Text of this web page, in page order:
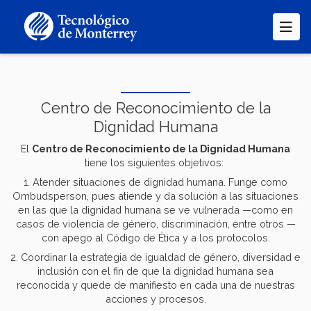
contenido
Centro de Reconocimiento de la
Dignidad Humana
El Centro de Reconocimiento de la Dignidad Humana
tiene los siguientes objetivos:
1. Atender situaciones de dignidad humana. Funge como
Ombudsperson, pues atiende y da solución a las situaciones
en las que la dignidad humana se ve vulnerada —como en
casos de violencia de género, discriminación, entre otros —
con apego al Código de Ética y a los protocolos.
2. Coordinar la estrategia de igualdad de género, diversidad e
inclusión con el fin de que la dignidad humana sea
reconocida y quede de manifiesto en cada una de nuestras
acciones y procesos.